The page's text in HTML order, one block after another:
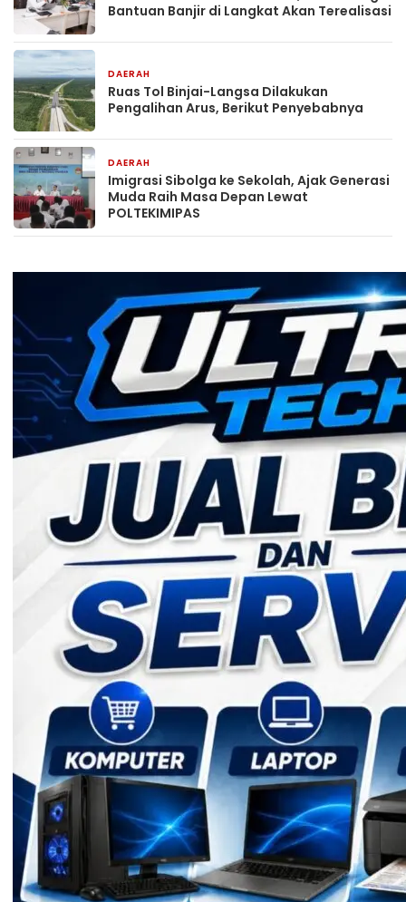
Bantuan Banjir di Langkat Akan Terealisasi
DAERAH
Ruas Tol Binjai-Langsa Dilakukan
Pengalihan Arus, Berikut Penyebabnya
DAERAH
Imigrasi Sibolga ke Sekolah, Ajak Generasi
Muda Raih Masa Depan Lewat
POLTEKIMIPAS